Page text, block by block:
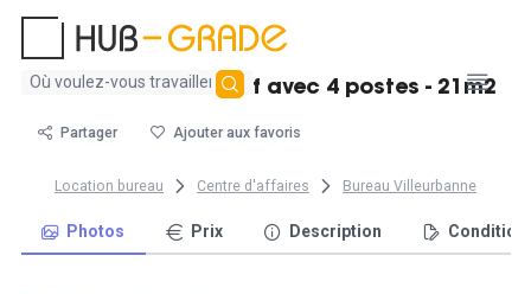
Aucun
trouvé
Louer un bureau neuf avec 4 postes - 21m2
Partager Ajouter aux favoris
Location bureau Centre d'affaires Bureau Villeurbanne
Photos Prix Description